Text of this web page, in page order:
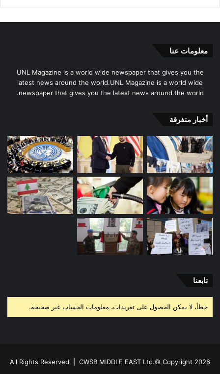
معلومات عنا
UNL Magazine is a world wide newspaper that gives you the
latest news around the world.UNL Magazine is a world wide
newspaper that gives you the latest news around the world.
أخبار متفرقة
تابعنا
خطأ، لا يمكن الحصول على تغريدات، معلومات الحساب غير صحيحة.
All Rights Reserved | CWSB MIDDLE EAST Ltd.© Copyright 2026